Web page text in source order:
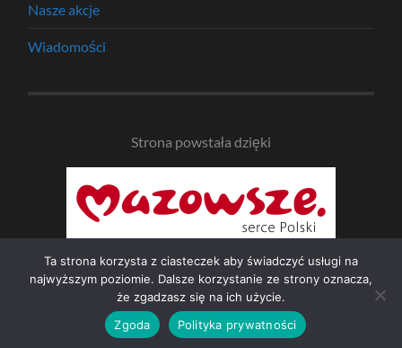
Nasze akcje
Wiadomości
Strona powstała dzięki
© 2026 NAD BZURĄ —UP ↑
Ta strona korzysta z ciasteczek aby świadczyć usługi na
najwyższym poziomie. Dalsze korzystanie ze strony oznacza,
że zgadzasz się na ich użycie.
Zgoda
Polityka prywatności